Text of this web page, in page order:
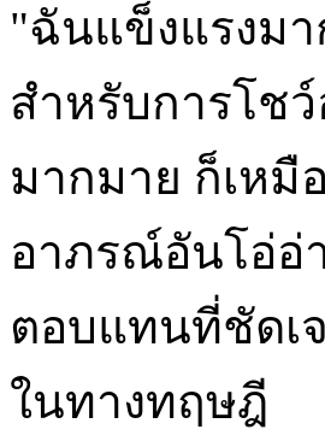
"ฉันแข็งแรงมา
สำหรับการโช
มากมาย ก็เห
อาภรณ์อันโอ่อ่
ตอบแทนที่ชัดเ
ในทางทฤษฎี